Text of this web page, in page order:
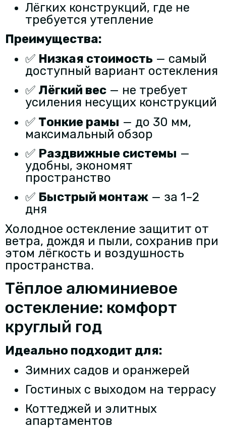
Лёгких конструкций, где не
требуется утепление
Преимущества:
✅ Низкая стоимость — самый
доступный вариант остекления
✅ Лёгкий вес — не требует
усиления несущих конструкций
✅ Тонкие рамы — до 30 мм,
максимальный обзор
✅ Раздвижные системы —
удобны, экономят
пространство
✅ Быстрый монтаж — за 1–2
дня
Холодное остекление защитит от
ветра, дождя и пыли, сохранив при
этом лёгкость и воздушность
пространства.
Тёплое алюминиевое
остекление: комфорт
круглый год
Идеально подходит для:
Зимних садов и оранжерей
Гостиных с выходом на террасу
Коттеджей и элитных
апартаментов